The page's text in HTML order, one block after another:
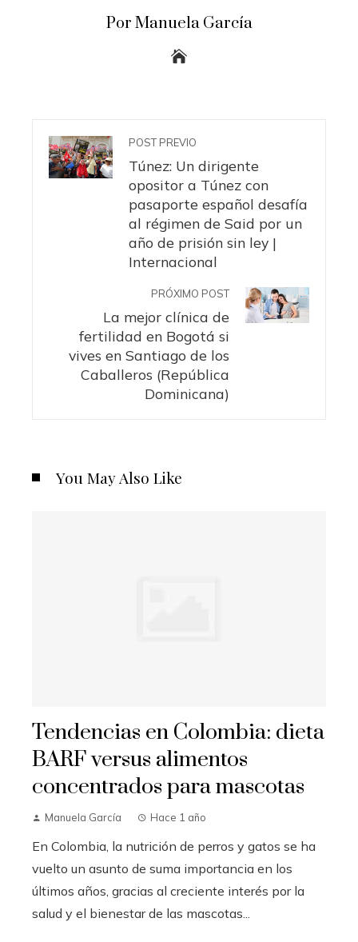
Por Manuela García
POST PREVIO
Túnez: Un dirigente
opositor a Túnez con
pasaporte español desafía
al régimen de Said por un
año de prisión sin ley |
Internacional
PRÓXIMO POST
La mejor clínica de
fertilidad en Bogotá si
vives en Santiago de los
Caballeros (República
Dominicana)
You May Also Like
Tendencias en Colombia: dieta
BARF versus alimentos
concentrados para mascotas
Manuela García Hace 1 año
En Colombia, la nutrición de perros y gatos se ha
vuelto un asunto de suma importancia en los
últimos años, gracias al creciente interés por la
salud y el bienestar de las mascotas...